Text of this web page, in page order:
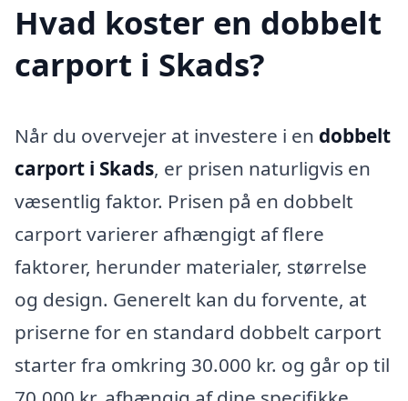
Hvad koster en dobbelt
carport i Skads?
Når du overvejer at investere i en dobbelt
carport i Skads, er prisen naturligvis en
væsentlig faktor. Prisen på en dobbelt
carport varierer afhængigt af flere
faktorer, herunder materialer, størrelse
og design. Generelt kan du forvente, at
priserne for en standard dobbelt carport
starter fra omkring 30.000 kr. og går op til